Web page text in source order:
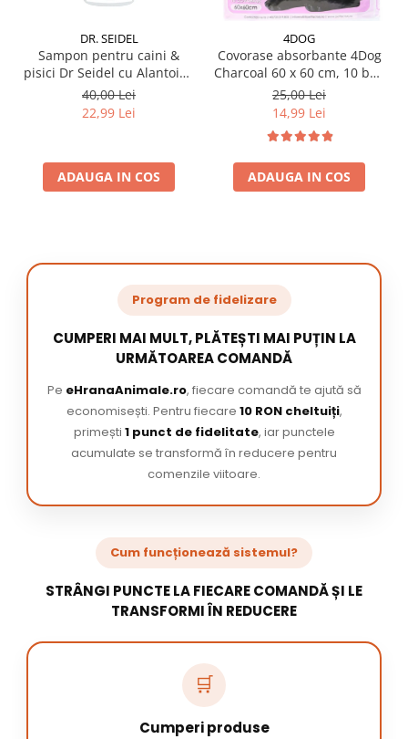
DR. SEIDEL
Sampon pentru caini &
pisici Dr Seidel cu Alantoina
220 ml
40,00 Lei
22,99 Lei
ADAUGA IN COS
4DOG
Covorase absorbante 4Dog
Charcoal 60 x 60 cm, 10 buc
/ pachet
25,00 Lei
14,99 Lei
ADAUGA IN COS
Program de fidelizare
CUMPERI MAI MULT, PLĂTEȘTI MAI PUȚIN LA
URMĂTOAREA COMANDĂ
Pe eHranaAnimale.ro, fiecare comandă te ajută să
economisești. Pentru fiecare 10 RON cheltuiți,
primești 1 punct de fidelitate, iar punctele
acumulate se transformă în reducere pentru
comenzile viitoare.
Cum funcționează sistemul?
STRÂNGI PUNCTE LA FIECARE COMANDĂ ȘI LE
TRANSFORMI ÎN REDUCERE
🛒
Cumperi produse